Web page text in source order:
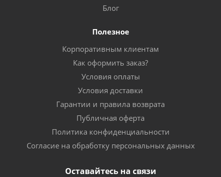
Блог
Полезное
Корпоративным клиентам
Как оформить заказ?
Условия оплаты
Условия доставки
Гарантии и правила возврата
Публичная оферта
Политика конфиденциальности
Согласие на обработку персональных данных
Оставайтесь на связи